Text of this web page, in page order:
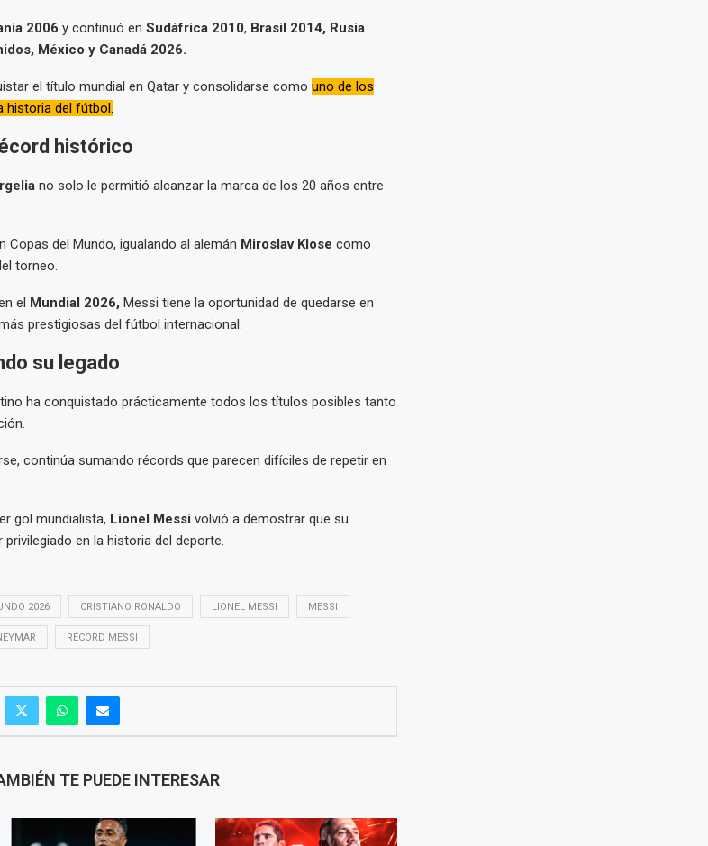
2006 y continuó en Sudáfrica 2010, Brasil 2014, Rusia
México y Canadá 2026.
el título mundial en Qatar y consolidarse como uno de los
historia del fútbol.
histórico
no solo le permitió alcanzar la marca de los 20 años entre
Copas del Mundo, igualando al alemán Miroslav Klose como
torneo.
el Mundial 2026, Messi tiene la oportunidad de quedarse en
prestigiosas del fútbol internacional.
su legado
ha conquistado prácticamente todos los títulos posibles tanto
continúa sumando récords que parecen difíciles de repetir en
gol mundialista, Lionel Messi volvió a demostrar que su
en la historia del deporte.
2026 CRISTIANO RONALDO LIONEL MESSI MESSI
RÉCORD MESSI
TE PUEDE INTERESAR